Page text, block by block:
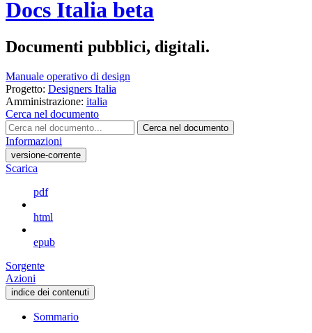
Docs Italia beta
Documenti pubblici, digitali.
Manuale operativo di design
Progetto: Designers Italia
Amministrazione: italia
Cerca nel documento
Cerca nel documento
Informazioni
versione-corrente
Scarica
pdf
html
epub
Sorgente
Azioni
indice dei contenuti
Sommario